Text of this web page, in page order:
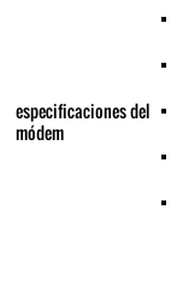
especificaciones del
módem